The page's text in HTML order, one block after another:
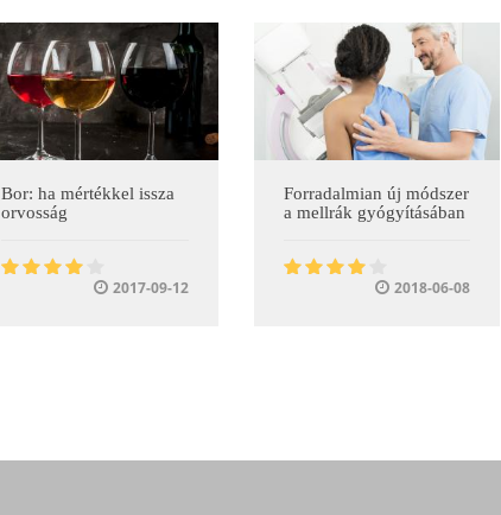
Bor: ha mértékkel issza
orvosság
2017-09-12
Forradalmian új módszer
a mellrák gyógyításában
2018-06-08